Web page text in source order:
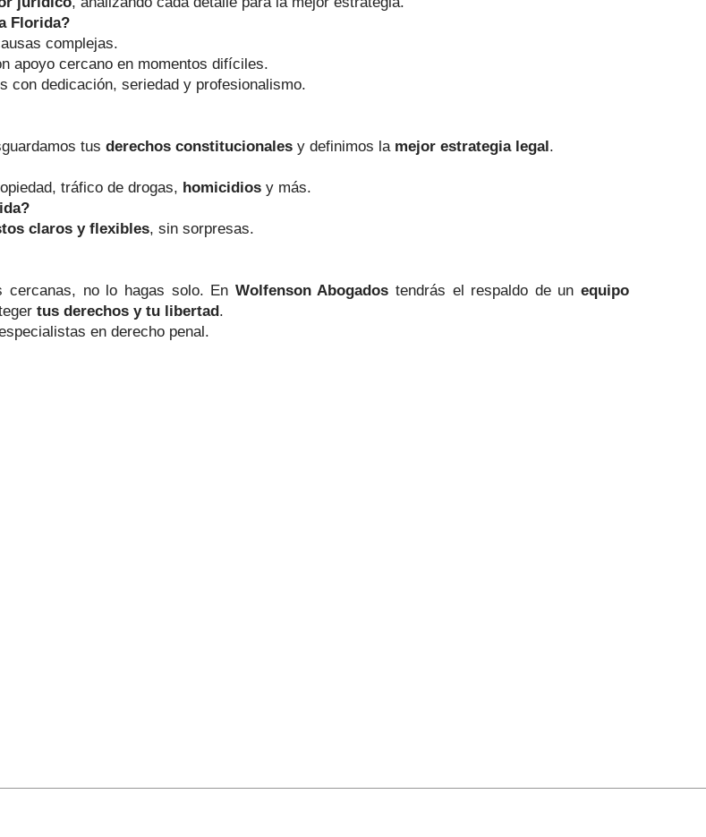
Florida?
complejas.
apoyo cercano en momentos difíciles.
con dedicación, seriedad y profesionalismo.
tus derechos constitucionales y definimos la mejor estrategia legal.
tráfico de drogas, homicidios y más.
claros y flexibles, sin sorpresas.
cercanas, no lo hagas solo. En Wolfenson Abogados tendrás el respaldo de unequipo
tus derechos y tu libertad.
en derecho penal.